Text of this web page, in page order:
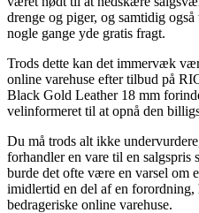
drenge og piger, og samtidig
nogle gange yde gratis fragt.
Trods dette kan det immervæk
online varehuse efter tilbud på
Black Gold Leather 18 mm
velinformeret til at opnå den
Du må trods alt ikke
forhandler en vare til en
burde det ofte være en varsel om
imidlertid en del af en
bedrageriske online varehuse.